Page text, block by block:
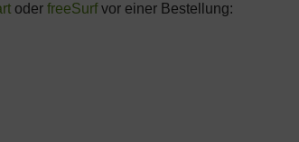
oder freeSurfvor einer Bestellung: